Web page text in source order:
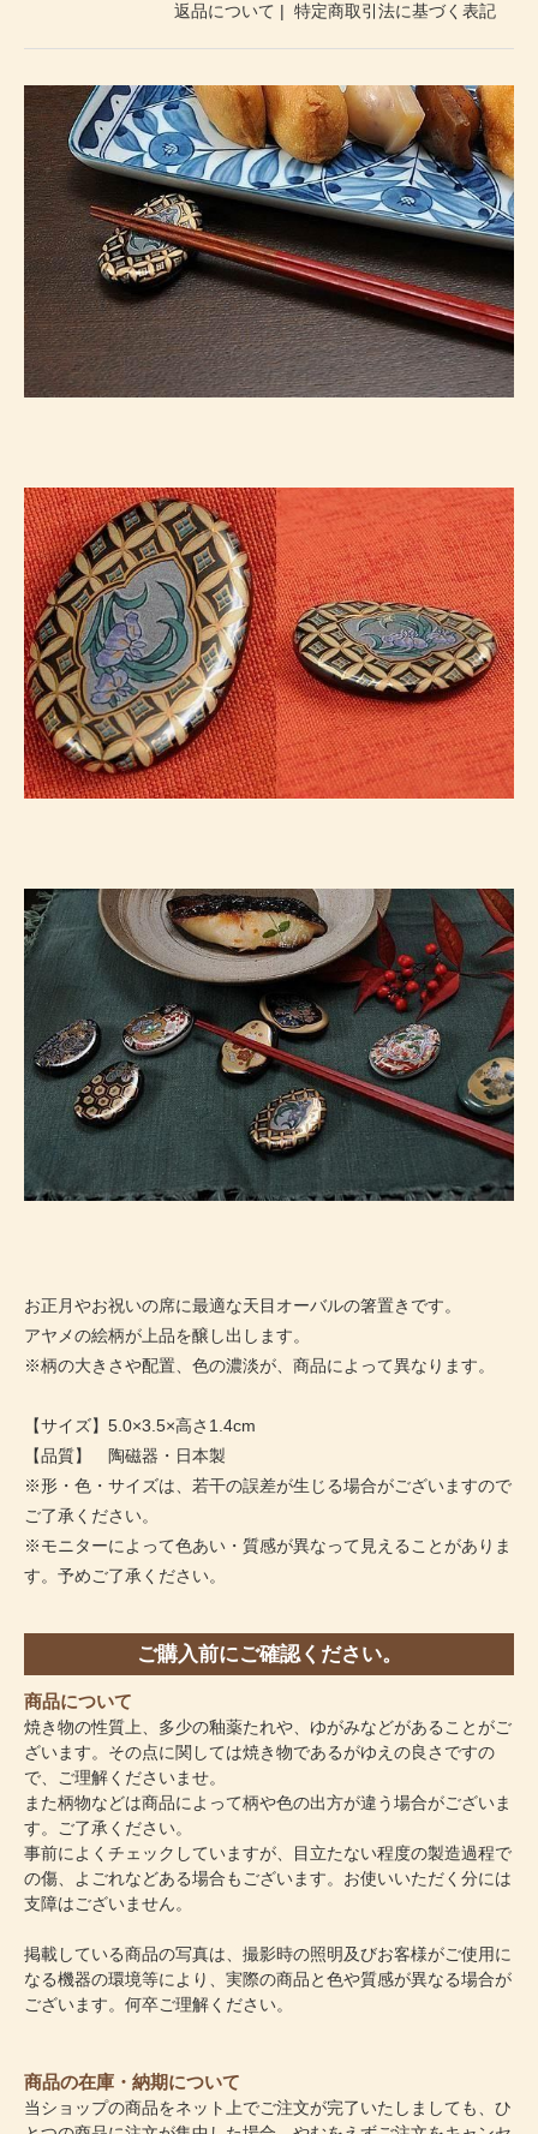
返品について | 特定商取引法に基づく表記
お正月やお祝いの席に最適な天目オーバルの箸置きです。
アヤメの絵柄が上品を醸し出します。
※柄の大きさや配置、色の濃淡が、商品によって異なります。
【サイズ】5.0×3.5×高さ1.4cm
【品質】 陶磁器・日本製
※形・色・サイズは、若干の誤差が生じる場合がございますので
ご了承ください。
※モニターによって色あい・質感が異なって見えることがありま
す。予めご了承ください。
ご購入前にご確認ください。
商品について
焼き物の性質上、多少の釉薬たれや、ゆがみなどがあることがご
ざいます。その点に関しては焼き物であるがゆえの良さですの
で、ご理解くださいませ。
また柄物などは商品によって柄や色の出方が違う場合がございま
す。ご了承ください。
事前によくチェックしていますが、目立たない程度の製造過程で
の傷、よごれなどある場合もございます。お使いいただく分には
支障はございません。
掲載している商品の写真は、撮影時の照明及びお客様がご使用に
なる機器の環境等により、実際の商品と色や質感が異なる場合が
ございます。何卒ご理解ください。
商品の在庫・納期について
当ショップの商品をネット上でご注文が完了いたしましても、ひ